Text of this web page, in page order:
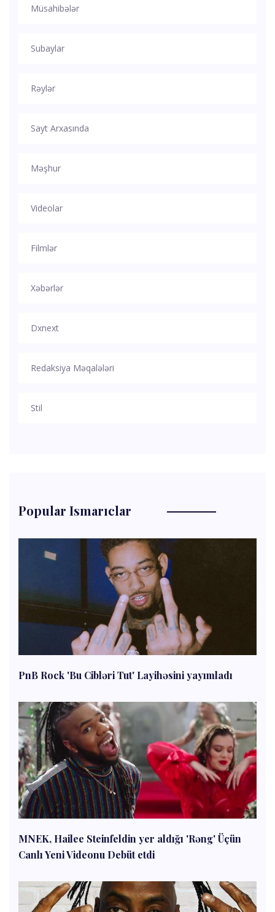
Müsahibələr
Subaylar
Rəylər
Sayt Arxasında
Məşhur
Videolar
Filmlər
Xəbərlər
Dxnext
Redaksiya Məqalələri
Stil
Popular Ismarıclar
PnB Rock 'Bu Cibləri Tut' Layihəsini yayımladı
MNEK, Hailee Steinfeldin yer aldığı 'Rəng' Üçün
Canlı Yeni Videonu Debüt etdi